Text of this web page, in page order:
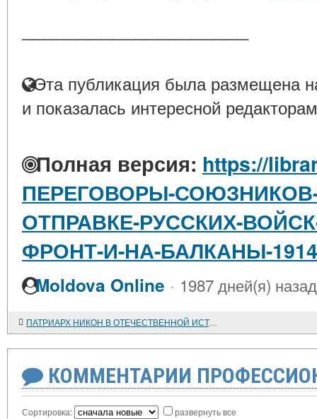
Эта публикация была размещена
и показалась интересной
Полная версия: https://
ПЕРЕГОВОРЫ-
ОТПРАВКЕ-РУССКИХ-
ФРОНТ-И-НА-БАЛКАНЫ-1914-
Moldova Online · 1987 дней(я) назад
ПАТРИАРХ НИКОН В ОТЕЧЕСТВЕННОЙ ИСТОРИОГРАФИИ ПЕРИОДА ЕЕ СТАНОВЛЕНИЯ: КОНЕЦ XVIII - СЕРЕДИНА XIX ВЕКА
КОММЕНТАРИИ
Сортировка: развернуть все